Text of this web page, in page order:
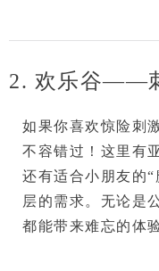
2. 欢乐谷——
如果你喜欢惊险刺
不容错过！这里有
还有适合小朋友的
层的需求。无论是
都能带来难忘的体验